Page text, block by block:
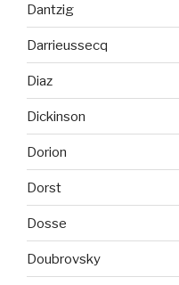
Dantzig
Darrieussecq
Diaz
Dickinson
Dorion
Dorst
Dosse
Doubrovsky